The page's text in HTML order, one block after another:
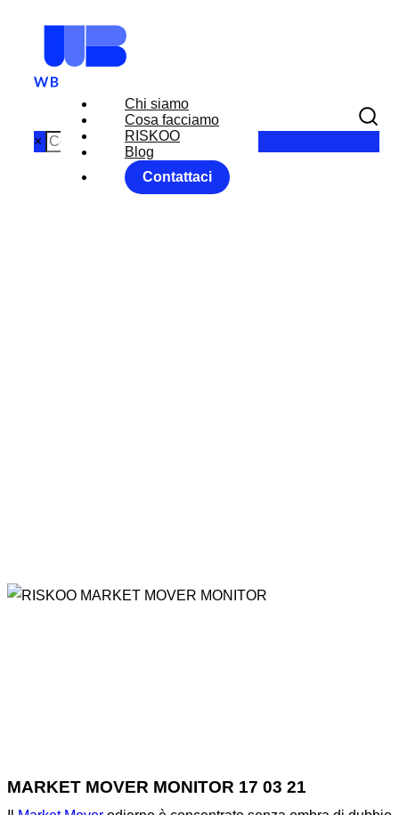
Chi siamo
Cosa facciamo
RISKOO
Blog
Contattaci
×
MARKET
MARKET MOVER MONITOR 17 03 21